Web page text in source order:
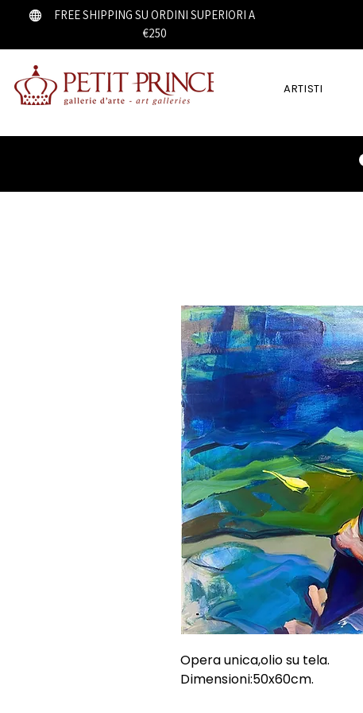
FREE SHIPPING SU ORDINI SUPERIORI A
€250
ARTISTI
Opera unica,olio su tela.
Dimensioni:50x60cm.